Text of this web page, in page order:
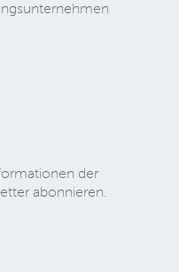
der
abonnieren.